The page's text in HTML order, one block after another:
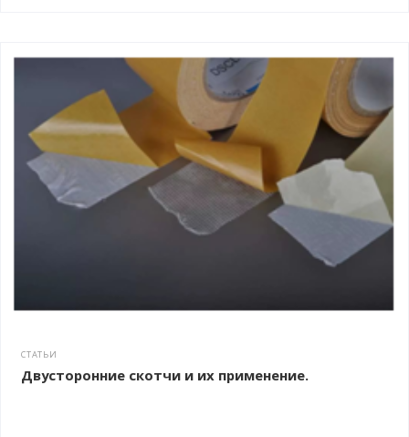
СТАТЬИ
Двусторонние скотчи и их применение.